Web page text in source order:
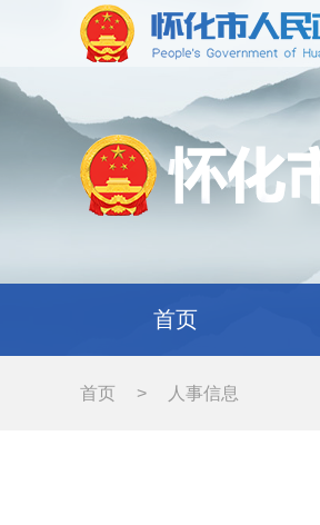
首页
首页 > 人事信息